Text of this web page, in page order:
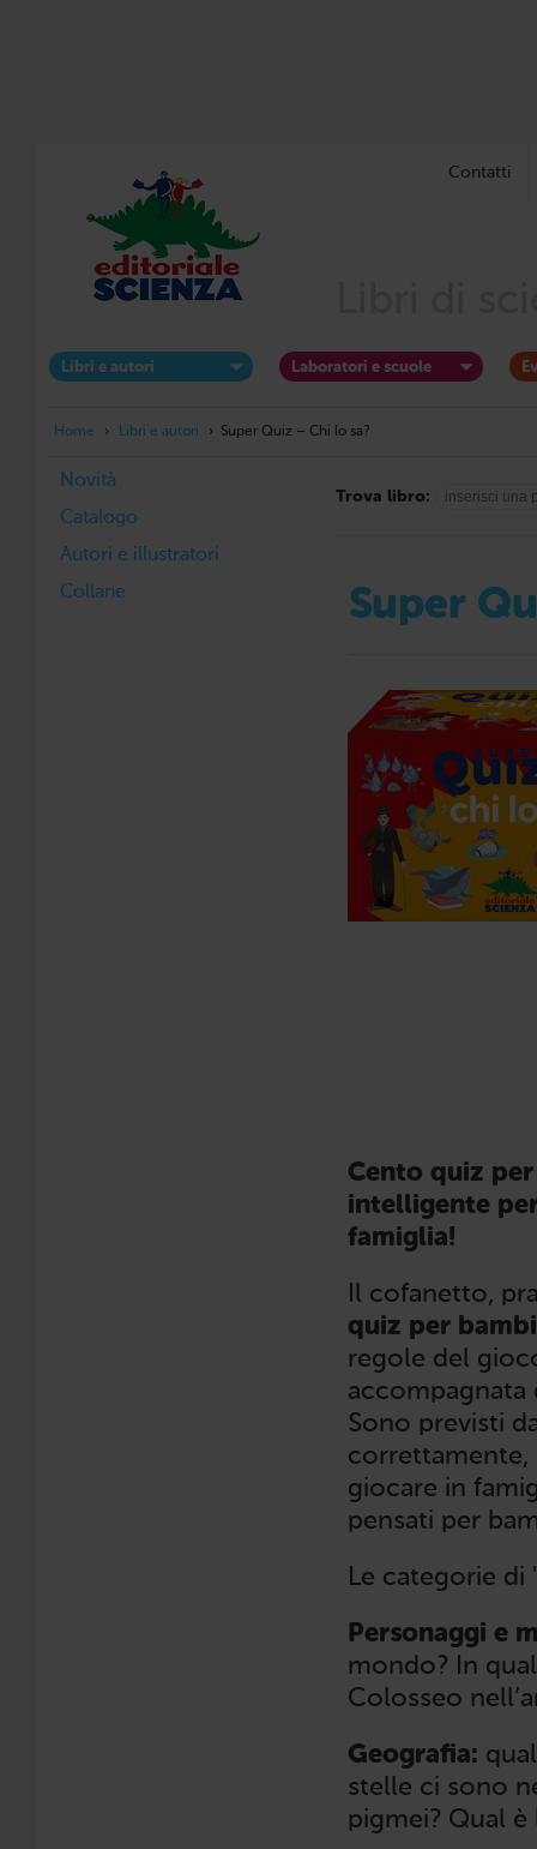
Contatti
Libri e autori Laboratori e scuole
Home › Libri e autori › Super Quiz – Chi lo sa?
Novità
Catalogo
Autori e illustratori
Collane
Trova libro:
Super
Cento quiz
intelligente
famiglia!
Il cofanetto,
quiz per
regole del
Sono previsti
correttamente,
giocare in
pensati per
Le categorie di
Personaggi e
mondo? In
Colosseo
Geografia:
stelle ci sono
pigmei? Qual